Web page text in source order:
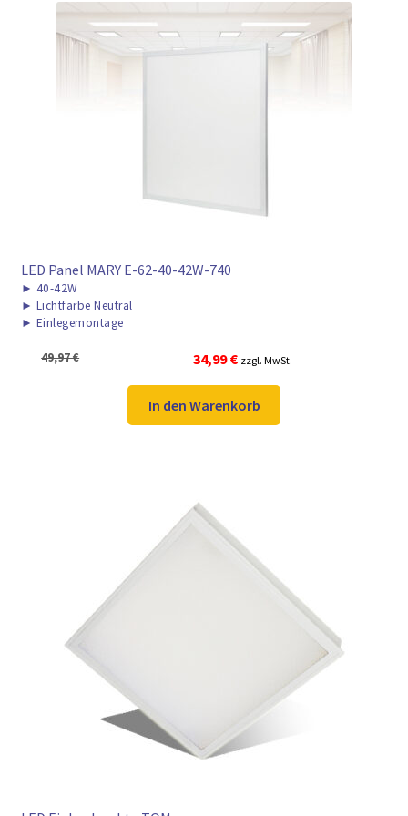
LED Panel MARY E-62-40-42W-740
► 40-42W
► Lichtfarbe Neutral
► Einlegemontage
49,97€
Ursprünglicher
war:
49,97 €
34,99€Aktueller
ist:
34,99 €.
zzgl. MwSt.
In den Warenkorb